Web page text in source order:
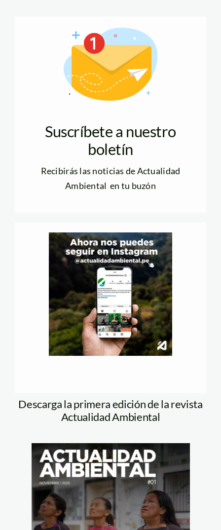
Suscríbete a nuestro
boletín
Recibirás las noticias de Actualidad
Ambiental en tu buzón
Descarga la primera edición de la revista
Actualidad Ambiental